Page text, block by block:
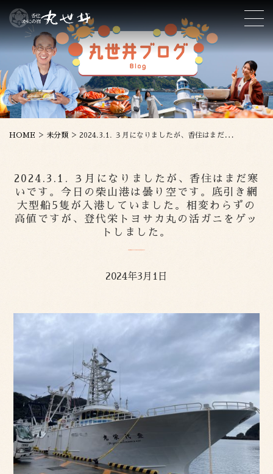
HOME > 未分類 > 2024.3.1. ３月になりましたが、香住はまだ寒いです。今日の柴山港は曇り空です。底引き網大型船5隻が入港していました。相変わらずの高値ですが、登代栄トヨサカ丸の活ガニをゲットしました。
2024.3.1. ３月になりましたが、香住はまだ寒
いです。今日の柴山港は曇り空です。底引き網
大型船5隻が入港していました。相変わらずの
高値ですが、登代栄トヨサカ丸の活ガニをゲッ
トしました。
2024年3月1日